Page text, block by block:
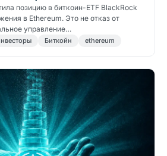
позицию в биткоин-ETF BlackRock
в Ethereum. Это не отказ от
управление…
Биткойн ethereum